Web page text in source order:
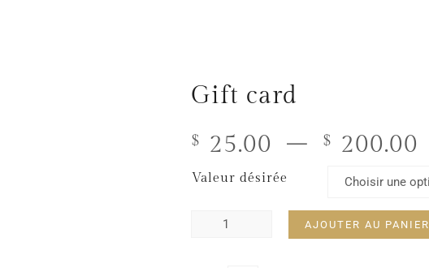
Gift card
$ 25.00 – $ 200.00
Valeur désirée
AJOUTER AU PANIER